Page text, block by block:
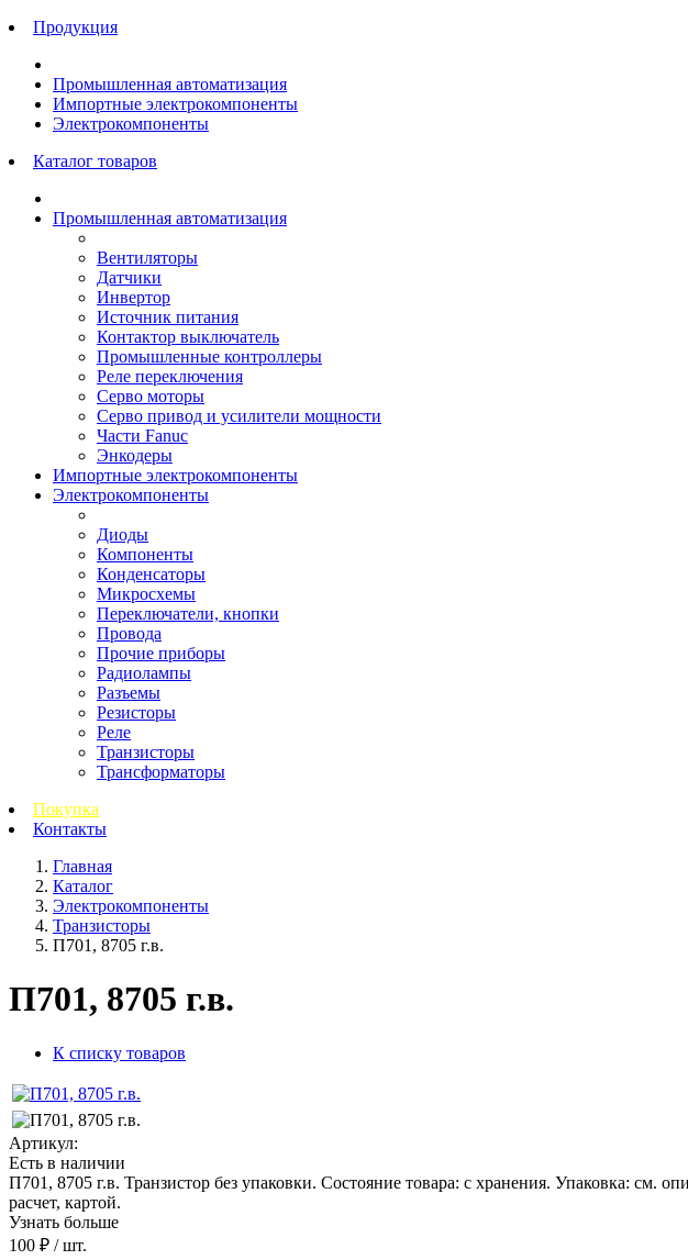
Продукция
Промышленная автоматизация
Импортные электрокомпоненты
Электрокомпоненты
Каталог товаров
Промышленная автоматизация
Вентиляторы
Датчики
Инвертор
Источник питания
Контактор выключатель
Промышленные контроллеры
Реле переключения
Серво моторы
Серво привод и усилители мощности
Части Fanuc
Энкодеры
Импортные электрокомпоненты
Электрокомпоненты
Диоды
Компоненты
Конденсаторы
Микросхемы
Переключатели, кнопки
Провода
Прочие приборы
Радиолампы
Разъемы
Резисторы
Реле
Транзисторы
Трансформаторы
Покупка
Контакты
Главная
Каталог
Электрокомпоненты
Транзисторы
П701, 8705 г.в.
П701, 8705 г.в.
К списку товаров
Артикул:
Есть в наличии
П701, 8705 г.в. Транзистор без упаковки. Состояние товара: с хранения. Упаковка: см.
расчет, картой.
Узнать больше
100 ₽ / шт.